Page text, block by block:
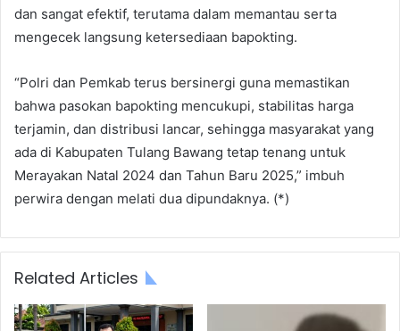
dan sangat efektif, terutama dalam memantau serta
mengecek langsung ketersediaan bapokting.
“Polri dan Pemkab terus bersinergi guna memastikan
bahwa pasokan bapokting mencukupi, stabilitas harga
terjamin, dan distribusi lancar, sehingga masyarakat yang
ada di Kabupaten Tulang Bawang tetap tenang untuk
Merayakan Natal 2024 dan Tahun Baru 2025,” imbuh
perwira dengan melati dua dipundaknya. (*)
Related Articles